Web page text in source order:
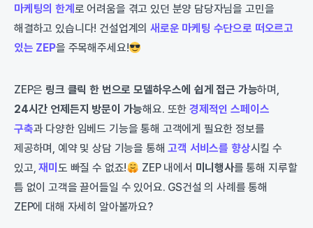
마케팅의 한계 로 어려움을 겪고 있던 분양 담당자님을 고민을
해결하고 있습니다! 건설업계의새로운 마케팅 수단으로 떠오르고
있는 ZEP을 주목해주세요!
ZEP은 링크 클릭 한 번으로 모델하우스에 쉽게 접근 가능하며,
24시간 언제든지 방문이 가능해요. 또한 경제적인 스페이스
구축과 다양한 임베드 기능을 통해 고객에게 필요한 정보를
제공하며, 예약 및 상담 기능을 통해고객 서비스를 향상시킬 수
있고,재미 도 빠질 수 없죠! ZEP 내에서 미니행사를 통해 지루할
틈 없이 고객을 끌어들일 수 있어요. GS건설 의 사례를 통해
ZEP에 대해 자세히 알아볼까요?